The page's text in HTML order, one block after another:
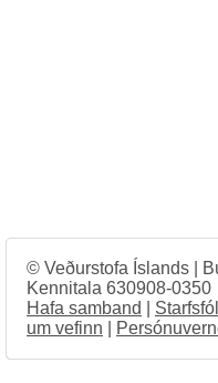
© Veðurstofa Íslands |
Kennitala 630908-0350
Hafa samband
um vefinn